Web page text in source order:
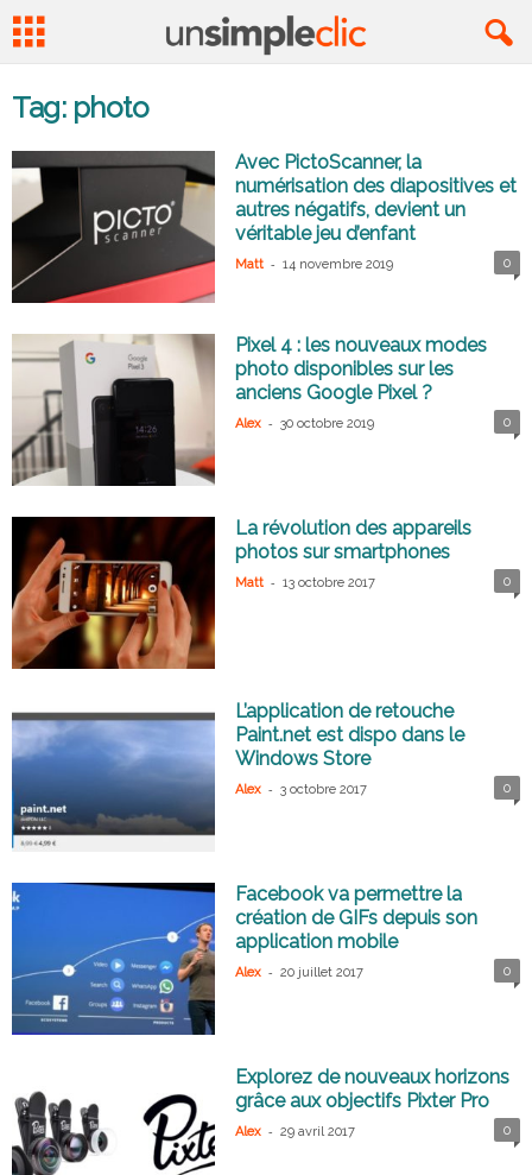
Tag: photo
Avec PictoScanner, la
numérisation des diapositives et
autres négatifs, devient un
véritable jeu d’enfant
Matt - 14 novembre 2019 0
Pixel 4 : les nouveaux modes
photo disponibles sur les
anciens Google Pixel ?
Alex - 30 octobre 2019 0
La révolution des appareils
photos sur smartphones
Matt - 13 octobre 2017 0
L’application de retouche
Paint.net est dispo dans le
Windows Store
Alex - 3 octobre 2017 0
Facebook va permettre la
création de GIFs depuis son
application mobile
Alex - 20 juillet 2017 0
Explorez de nouveaux horizons
grâce aux objectifs Pixter Pro
Alex - 29 avril 2017 0